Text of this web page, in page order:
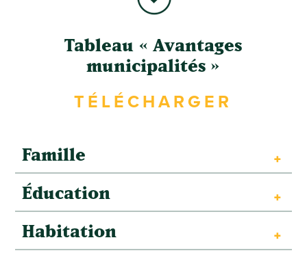
Tableau « Avantages
municipalités »
TÉLÉCHARGER
Famille
Éducation
Habitation